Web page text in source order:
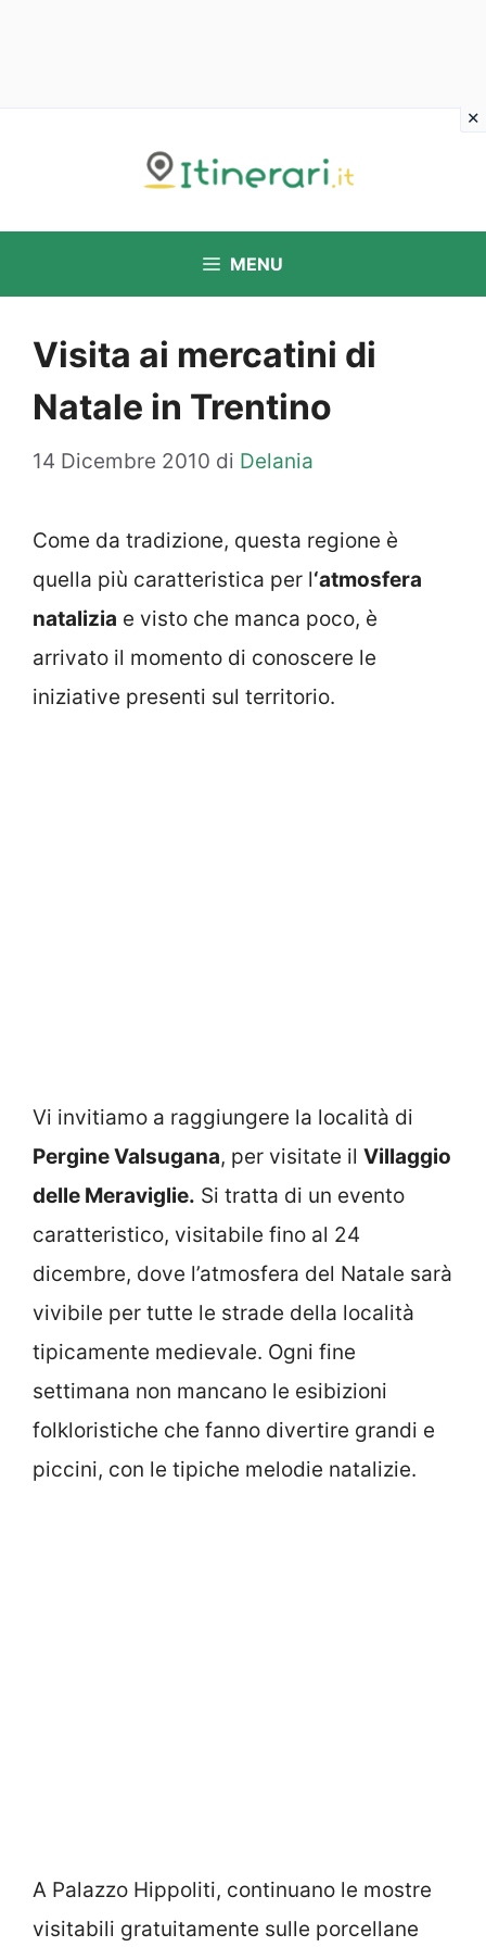
MENU
Visita ai mercatini di
Natale in Trentino
14 Dicembre 2010 di Delania
Come da tradizione, questa regione è
quella più caratteristica per l‘atmosfera
natalizia e visto che manca poco, è
arrivato il momento di conoscere le
iniziative presenti sul territorio.
Vi invitiamo a raggiungere la località di
Pergine Valsugana, per visitate il Villaggio
delle Meraviglie. Si tratta di un evento
caratteristico, visitabile fino al 24
dicembre, dove l’atmosfera del Natale sarà
vivibile per tutte le strade della località
tipicamente medievale. Ogni fine
settimana non mancano le esibizioni
folkloristiche che fanno divertire grandi e
piccini, con le tipiche melodie natalizie.
A Palazzo Hippoliti, continuano le mostre
visitabili gratuitamente sulle porcellane